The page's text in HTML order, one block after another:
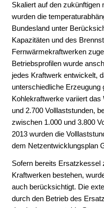
Skaliert auf den zukünftigen
wurden die
Bundesland unter
Kapazitäten und des
Fernwärmekraftwerken
Betriebsprofilen wurde
jedes Kraftwerk entwickelt,
unterschiedliche
Kohlekraftwerke variiert
und 2.700 Volllaststunden,
zwischen 1.000 und 3.800
2013 wurden die
dem Netzentwicklungsplan
Sofern bereits Ersatzkessel
Kraftwerken bestehen,
auch berücksichtigt. Die
durch den Betrieb des